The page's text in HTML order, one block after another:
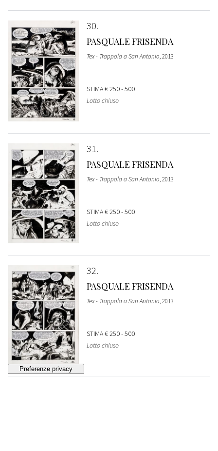
30
PASQUALE FRISENDA
Tex - Trappola a San Antonio, 2013
STIMA€ 250 - 500
Lotto chiuso
31
PASQUALE FRISENDA
Tex - Trappola a San Antonio, 2013
STIMA€ 250 - 500
Lotto chiuso
32
PASQUALE FRISENDA
Tex - Trappola a San Antonio, 2013
STIMA€ 250 - 500
Lotto chiuso